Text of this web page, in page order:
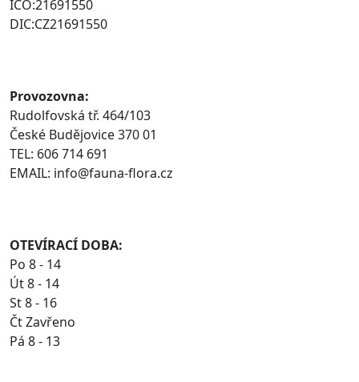
IČO:21691550
DIC:CZ21691550
Provozovna:
Rudolfovská tř. 464/103
České Budějovice 370 01
TEL: 606 714 691
EMAIL: info@fauna-flora.cz
OTEVÍRACÍ DOBA:
Po 8 - 14
Út 8 - 14
St 8 - 16
Čt Zavřeno
Pá 8 - 13